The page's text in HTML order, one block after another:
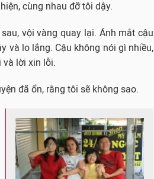
cùng nhau đỡ tôi dậy.
vội vàng quay lại. Ánh mắt cậu
và lo lắng. Cậu không nói gì nhiều,
và lời xin lỗi.
đã ổn, rằng tôi sẽ không sao.